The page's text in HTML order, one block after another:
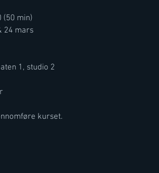
(50 min)
24 mars
1, studio 2
kurset.